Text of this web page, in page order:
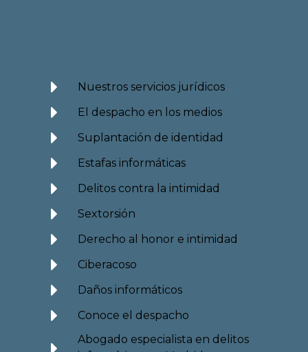
Nuestros servicios jurídicos
El despacho en los medios
Suplantación de identidad
Estafas informáticas
Delitos contra la intimidad
Sextorsión
Derecho al honor e intimidad
Ciberacoso
Daños informáticos
Conoce el despacho
Abogado especialista en delitos